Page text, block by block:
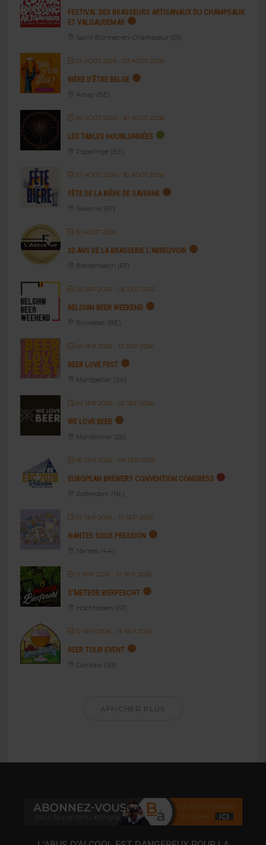
FESTIVAL DES BRASSEURS ARTISANAUX DU CHAMPSAUR
ET VALGAUDEMAR
Saint-Bonnet-en-Champsaur (05)
22 AOÛT 2026- 23 AOÛT 2026
BIÈRE D’ÊTRE BELGE
Amay (BE)
26 AOÛT 2026- 30 AOÛT 2026
LES TABLES HOUBLONNÉES
Poperinge (BE)
27 AOÛT 2026- 30 AOÛT 2026
FÊTE DE LA BIÈRE DE SAVERNE
Saverne (67)
30 AOÛT 2026
20 ANS DE LA BRASSERIE L’ABREUVOIR
Breitenbach (67)
04 SEP 2026- 06 SEP 2026
BELGIAN BEER WEEKEND
Bruxelles (BE)
04 SEP 2026- 12 SEP 2026
BEER LOVE FEST
Montpellier (34)
04 SEP 2026- 05 SEP 2026
WE LOVE BEER
Montélimar (26)
06 SEP 2026- 09 SEP 2026
EUROPEAN BREWERY CONVENTION CONGRESS
Rotterdam (NL)
07 SEP 2026- 13 SEP 2026
NANTES SOUS PRESSION
Nantes (44)
11 SEP 2026- 12 SEP 2026
S’METEOR BIERFESCHT
Hochfelden (67)
12 SEP 2026- 13 SEP 2026
BEER TOUR EVENT
Cambrai (59)
AFFICHER PLUS